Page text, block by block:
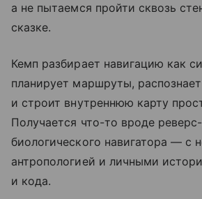
а не пытаемся пройти сквозь
сказке.
Кемп разбирает навигацию как
планирует маршруты,
и строит внутреннюю карту
Получается что-то вроде
биологического навигатора — с
антропологией и личными
и кода.